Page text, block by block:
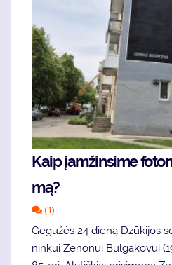
Kaip įam­žin­si­me
mą?
(1)
Ge­gu­žės 24 die­ną Dzū­ki­jos
nin­kui Ze­no­nui Bul­ga­ko­vui